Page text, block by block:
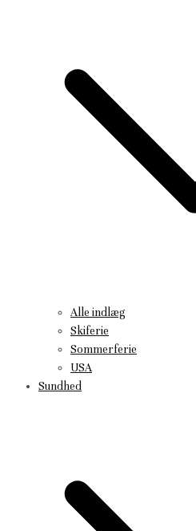
Alle indlæg
Skiferie
Sommerferie
USA
Sundhed